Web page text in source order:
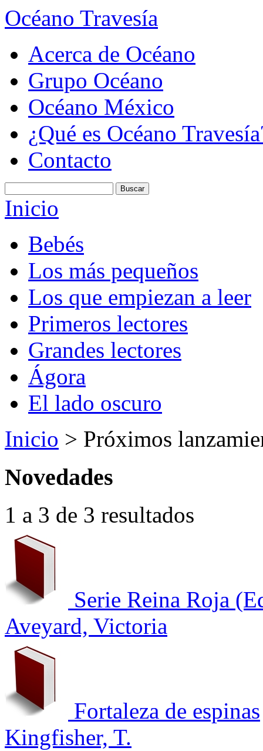
Océano Travesía
Acerca de Océano
Grupo Océano
Océano México
¿Qué es Océano
Contacto
Inicio
Bebés
Los más pequeños
Los que empiezan a leer
Primeros lectores
Grandes lectores
Ágora
El lado oscuro
Inicio > Próximos
Novedades
1 a 3 de 3 resultados
Serie Reina Roja
Aveyard, Victoria
Fortaleza de espinas
Kingfisher, T.